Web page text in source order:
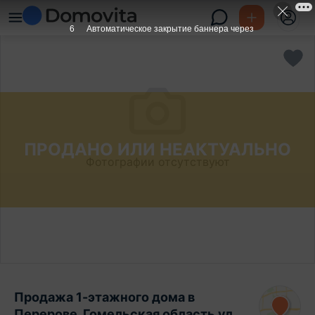
ПРОДАНО ИЛИ НЕАКТУАЛЬНО
Продажа 1-этажного дома в
6 Автоматическое закрытие баннера через